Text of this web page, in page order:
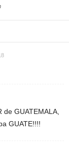
de GUATEMALA,
GUATE!!!!